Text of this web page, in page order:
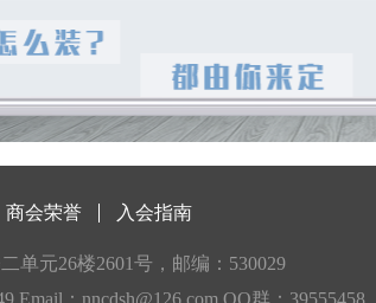
商会荣誉 入会指南
单元26楼2601号，邮编：530029
Email：nncdsh@126.com QQ群：39555458